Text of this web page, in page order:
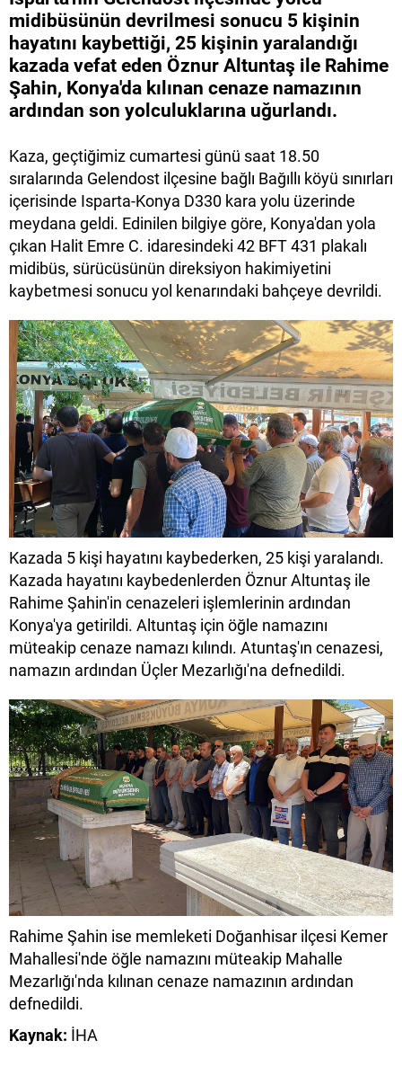
midibüsünün devrilmesi sonucu 5 kişinin
hayatını kaybettiği, 25 kişinin yaralandığı
kazada vefat eden Öznur Altuntaş ile Rahime
Şahin, Konya'da kılınan cenaze namazının
ardından son yolculuklarına uğurlandı.
Kaza, geçtiğimiz cumartesi günü saat 18.50
sıralarında Gelendost ilçesine bağlı Bağıllı köyü sınırları
içerisinde Isparta-Konya D330 kara yolu üzerinde
meydana geldi. Edinilen bilgiye göre, Konya'dan yola
çıkan Halit Emre C. idaresindeki 42 BFT 431 plakalı
midibüs, sürücüsünün direksiyon hakimiyetini
kaybetmesi sonucu yol kenarındaki bahçeye devrildi.
Kazada 5 kişi hayatını kaybederken, 25 kişi yaralandı.
Kazada hayatını kaybedenlerden Öznur Altuntaş ile
Rahime Şahin'in cenazeleri işlemlerinin ardından
Konya'ya getirildi. Altuntaş için öğle namazını
müteakip cenaze namazı kılındı. Atuntaş'ın cenazesi,
namazın ardından Üçler Mezarlığı'na defnedildi.
Rahime Şahin ise memleketi Doğanhisar ilçesi Kemer
Mahallesi'nde öğle namazını müteakip Mahalle
Mezarlığı'nda kılınan cenaze namazının ardından
defnedildi.
Kaynak: İHA